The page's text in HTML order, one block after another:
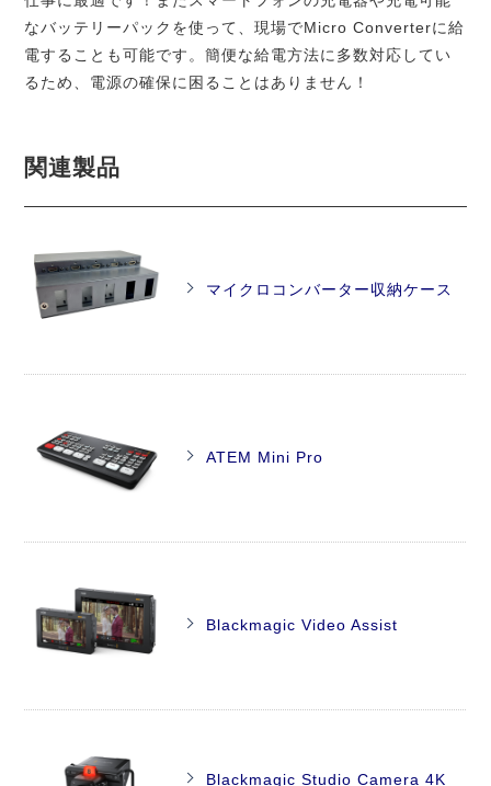
なバッテリーパックを使って、現場でMicro Converterに給
電することも可能です。簡便な給電方法に多数対応してい
るため、電源の確保に困ることはありません！
関連製品
マイクロコンバーター収納ケース
ATEM Mini Pro
Blackmagic Video Assist
Blackmagic Studio Camera 4K